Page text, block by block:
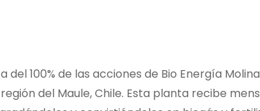
del 100% de las acciones de Bio Energía
del Maule, Chile. Esta planta recibe